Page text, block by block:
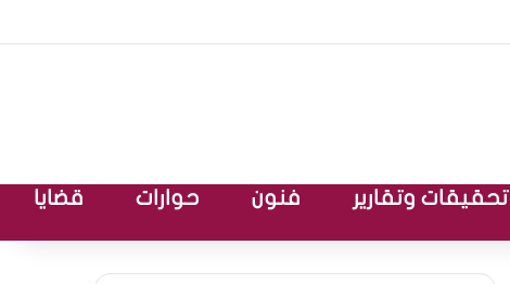
تحقيقات وتقارير فنون حوارات قضايا